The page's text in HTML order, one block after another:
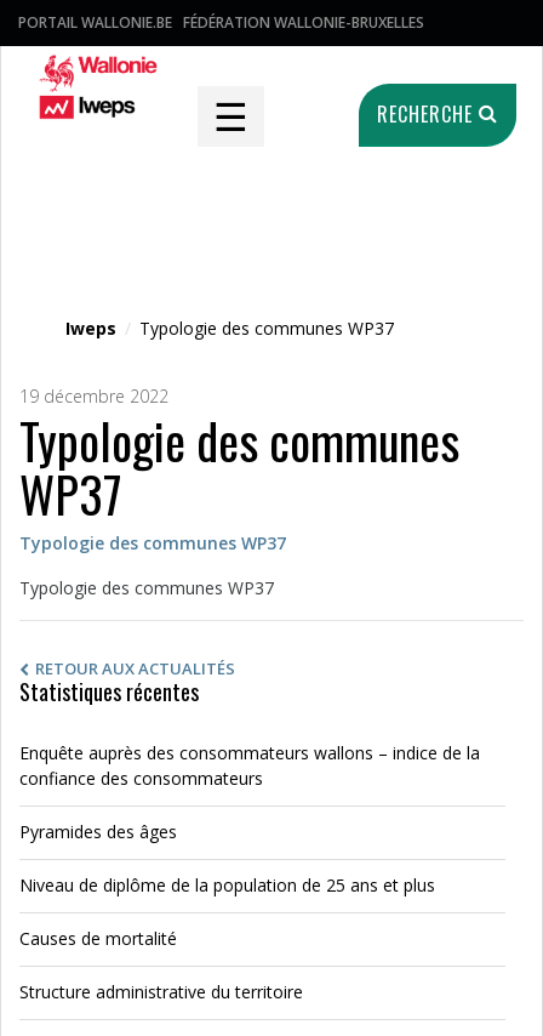
PORTAIL WALLONIE.BE FÉDÉRATION WALLONIE-BRUXELLES
☰ RECHERCHE
Iweps / Typologie des communes WP37
19 décembre 2022
Typologie des communes
WP37
Typologie des communes WP37
Typologie des communes WP37
RETOUR AUX ACTUALITÉS
Statistiques récentes
Enquête auprès des consommateurs wallons – indice de la
confiance des consommateurs
Pyramides des âges
Niveau de diplôme de la population de 25 ans et plus
Causes de mortalité
Structure administrative du territoire